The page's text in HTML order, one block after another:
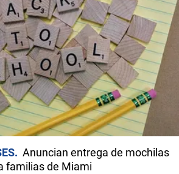
Anuncian entrega de mochilas
familias de Miami